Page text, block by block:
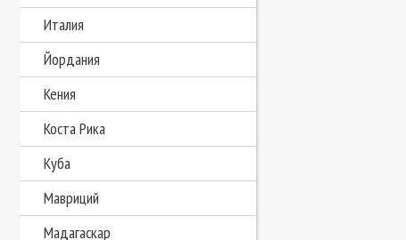
Италия
Йордания
Кения
Коста Рика
Куба
Мавриций
Мадагаскар